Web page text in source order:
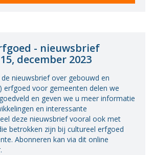
- nieuwsbrief
december 2023
nieuwsbrief over gebouwd en
erfgoed voor gemeenten delen we
en geven we u meer informatie
en interessante
deze nieuwsbrief vooral ook met
betrokken zijn bij cultureel erfgoed
Abonneren kan via dit online